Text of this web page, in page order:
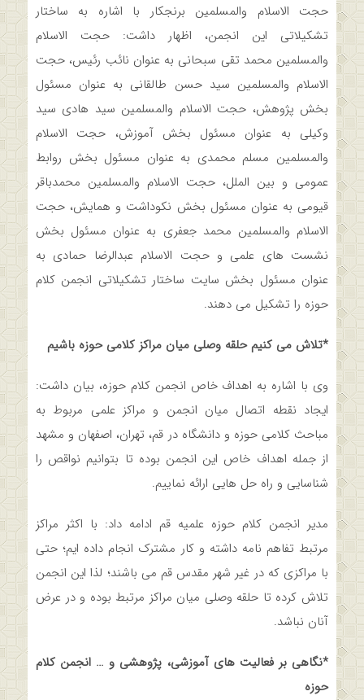
حجت الاسلام والمسلمین برنجکار با اشاره به ساختار
تشکیلاتی این انجمن، اظهار داشت: حجت الاسلام
والمسلمین محمد تقی سبحانی به عنوان نائب رئیس، حجت
الاسلام والمسلمین سید حسن طالقانی به عنوان مسئول
بخش پژوهش، حجت الاسلام والمسلمین سید هادی سید
وکیلی به عنوان مسئول بخش آموزش، حجت الاسلام
والمسلمین مسلم محمدی به عنوان مسئول بخش روابط
عمومی و بین الملل، حجت الاسلام والمسلمین محمدباقر
قیومی به عنوان مسئول بخش نکوداشت و همایش، حجت
الاسلام والمسلمین محمد جعفری به عنوان مسئول بخش
نشست های علمی و حجت الاسلام عبدالرضا حمادی به
عنوان مسئول بخش سایت ساختار تشکیلاتی انجمن کلام
حوزه را تشکیل می دهند.
*تلاش می کنیم حلقه وصلی میان مراکز کلامی حوزه باشیم
وی با اشاره به اهداف خاص انجمن کلام حوزه، بیان داشت:
ایجاد نقطه اتصال میان انجمن و مراکز علمی مربوط به
مباحث کلامی حوزه و دانشگاه در قم، تهران، اصفهان و مشهد
از جمله اهداف خاص این انجمن بوده تا بتوانیم نواقص را
شناسایی و راه حل هایی ارائه نماییم.
مدیر انجمن کلام حوزه علمیه قم ادامه داد: با اکثر مراکز
مرتبط تفاهم نامه داشته و کار مشترک انجام داده ایم؛ حتی
با مراکزی که در غیر شهر مقدس قم می باشند؛ لذا این انجمن
تلاش کرده تا حلقه وصلی میان مراکز مرتبط بوده و در عرض
آنان نباشد.
*نگاهی بر فعالیت های آموزشی، پژوهشی و … انجمن کلام
حوزه